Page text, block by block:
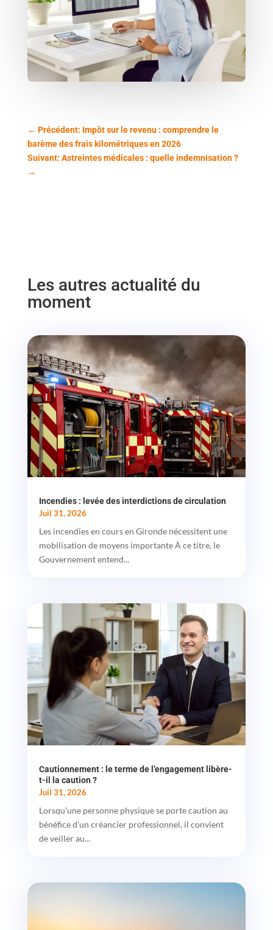
← Précédent: Impôt sur le revenu : comprendre le
barème des frais kilométriques en 2026
Suivant: Astreintes médicales : quelle indemnisation ?
→
Les autres actualité du
moment
Incendies : levée des interdictions de circulation
Juil 31, 2026
Les incendies en cours en Gironde nécessitent une
mobilisation de moyens importante À ce titre, le
Gouvernement entend...
Cautionnement : le terme de l’engagement libère-
t-il la caution ?
Juil 31, 2026
Lorsqu’une personne physique se porte caution au
bénéfice d’un créancier professionnel, il convient
de veiller au...